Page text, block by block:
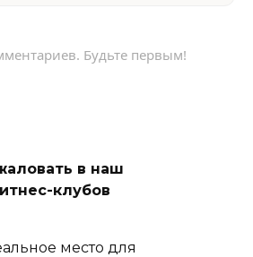
Будьте первым!
в наш
клубов
место для